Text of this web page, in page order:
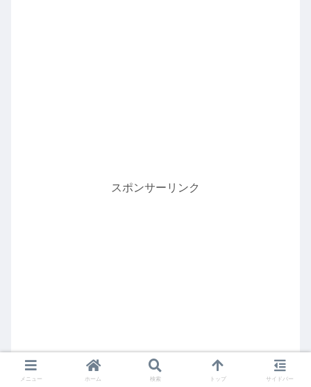
スポンサーリンク
メニュー ホーム 検索 トップ サイドバー